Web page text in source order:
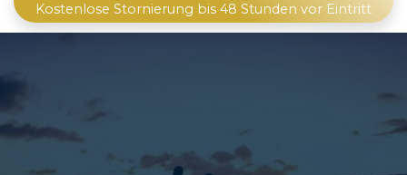
Kostenlose Stornierung bis 48 Stunden vor Eintritt